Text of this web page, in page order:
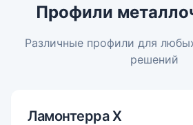
Профили
Различные профили для
решений
Ламонтерра Х